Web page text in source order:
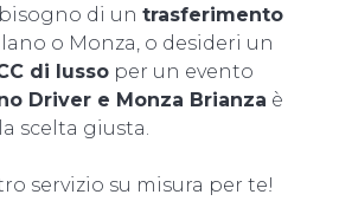
di un trasferimento
o Monza, o desideri un
di lussoper un evento
Driver e Monza Brianza è
la scelta giusta.
servizio su misura per te!